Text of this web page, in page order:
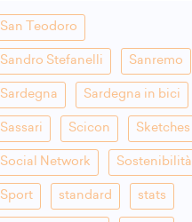
San Teodoro
Sandro Stefanelli Sanremo
Sardegna Sardegna in bici
Sassari Scicon Sketches
Social Network Sostenibilità
Sport standard stats